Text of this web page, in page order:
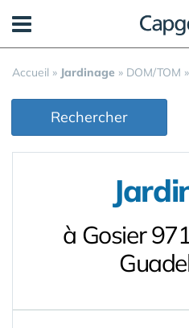
Accueil » Jardinage » DOM/TOM »
Rechercher
à Gosier